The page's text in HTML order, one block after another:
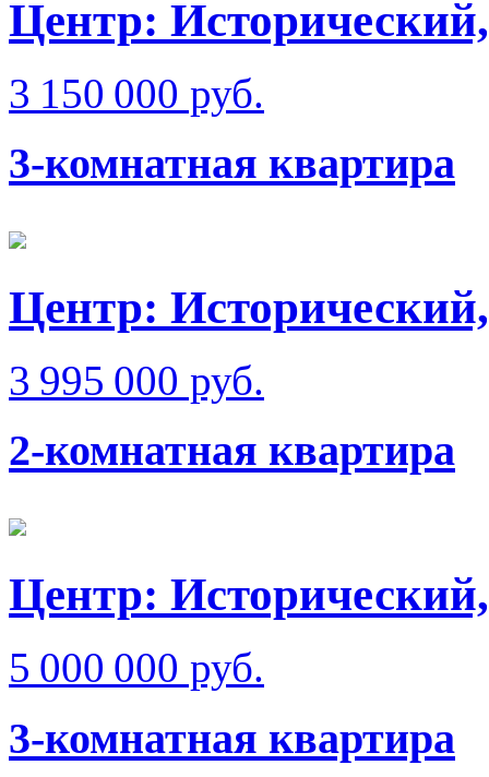
Центр:
3 150 000 руб.
3-комнатная квартира
Центр:
3 995 000 руб.
2-комнатная квартира
Центр:
5 000 000 руб.
3-комнатная квартира